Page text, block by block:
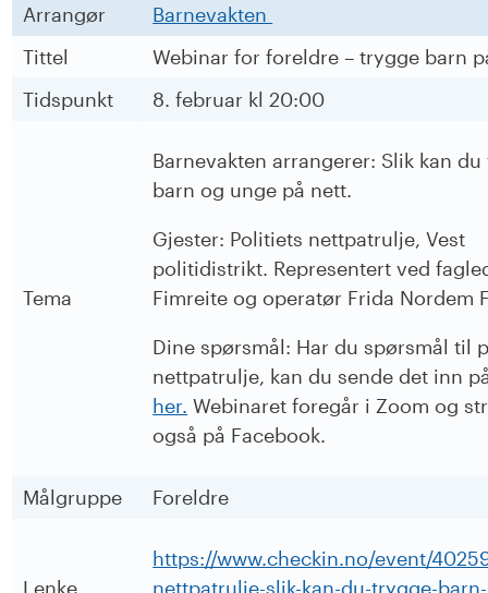
Arrangør
Barnevakten
Tittel
Webinar for foreldre – trygge barn
Tidspunkt
8. februar kl 20:00
Tema
Barnevakten arrangerer: Slik kan
barn og unge på nett.
Gjester: Politiets nettpatrulje, Vest
politidistrikt. Representert ved
Fimreite og operatør Frida Nordem
Dine spørsmål: Har du spørsmål til
nettpatrulje, kan du sende det inn
her. Webinaret foregår i Zoom og
også på Facebook.
Målgruppe Foreldre
Lenke
https://www.checkin.no/event/
nettpatrulje-slik-kan-du-trygge-